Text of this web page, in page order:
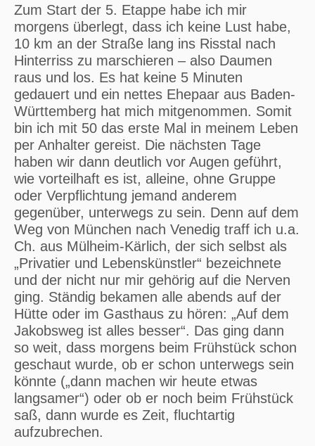
Zum Start der 5. Etappe habe ich mir
morgens überlegt, dass ich keine Lust habe,
10 km an der Straße lang ins Risstal nach
Hinterriss zu marschieren – also Daumen
raus und los. Es hat keine 5 Minuten
gedauert und ein nettes Ehepaar aus Baden-
Württemberg hat mich mitgenommen. Somit
bin ich mit 50 das erste Mal in meinem Leben
per Anhalter gereist. Die nächsten Tage
haben wir dann deutlich vor Augen geführt,
wie vorteilhaft es ist, alleine, ohne Gruppe
oder Verpflichtung jemand anderem
gegenüber, unterwegs zu sein. Denn auf dem
Weg von München nach Venedig traff ich u.a.
Ch. aus Mülheim-Kärlich, der sich selbst als
„Privatier und Lebenskünstler“ bezeichnete
und der nicht nur mir gehörig auf die Nerven
ging. Ständig bekamen alle abends auf der
Hütte oder im Gasthaus zu hören: „Auf dem
Jakobsweg ist alles besser“. Das ging dann
so weit, dass morgens beim Frühstück schon
geschaut wurde, ob er schon unterwegs sein
könnte („dann machen wir heute etwas
langsamer“) oder ob er noch beim Frühstück
saß, dann wurde es Zeit, fluchtartig
aufzubrechen.